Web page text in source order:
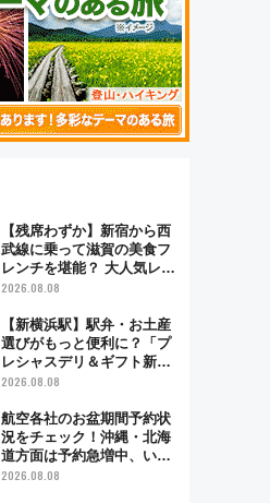
【残席わずか】新宿から西
武線に乗って滋賀の美食フ
レンチを堪能？ 大人気レス
トラン列車「52席の至福」
の特別コラボ
2026.08.08
【新横浜駅】駅弁・お土産
選びがもっと便利に？「プ
レシャスデリ＆ギフト新横
浜」がオープン 場所や営
2026.08.08
航空各社のお盆期間予約状
況をチェック！沖縄・北海
道方面は予約急増中、いま
から狙うべき日は？
2026.08.08